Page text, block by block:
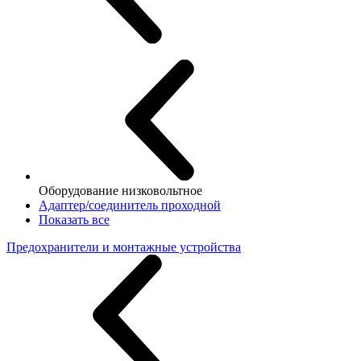
Оборудование низковольтное
Адаптер/соединитель проходной
Показать все
Предохранители и монтажные устройства